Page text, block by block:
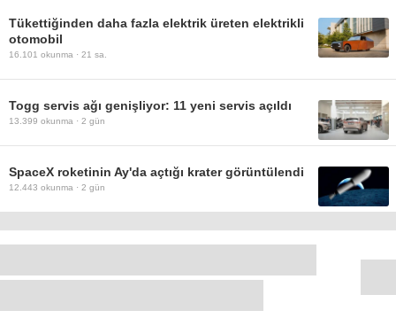
Tükettiğinden daha fazla elektrik üreten elektrikli
otomobil
16.101 okunma · 21 sa.
Togg servis ağı genişliyor: 11 yeni servis açıldı
13.399 okunma · 2 gün
SpaceX roketinin Ay'da açtığı krater görüntülendi
12.443 okunma · 2 gün